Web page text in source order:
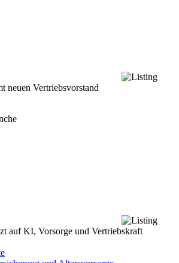
neuen Vertriebsvorstand
auf KI, Vorsorge und Vertriebskraft